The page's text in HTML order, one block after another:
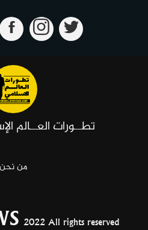
تطــورات العــالم
من نحن
2022 All rights reserved